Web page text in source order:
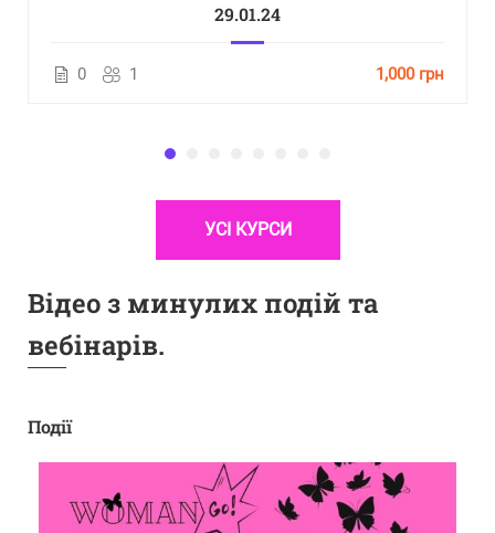
29.01.24
0 1 1,000 грн
УСІ КУРСИ
Відео з минулих подій та
вебінарів.
Події